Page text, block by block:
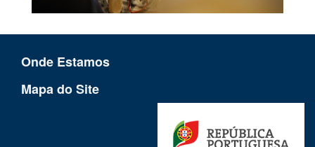
Onde Estamos
Mapa do Site